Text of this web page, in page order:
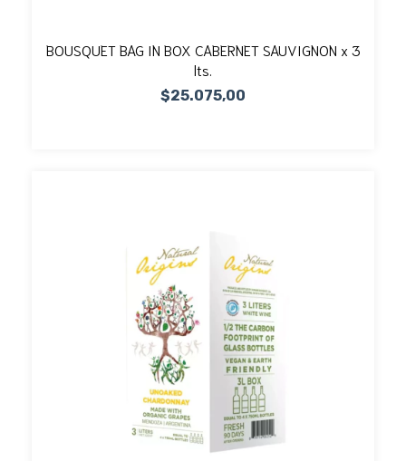
BOUSQUET BAG IN BOX CABERNET SAUVIGNON x 3
lts.
$25.075,00